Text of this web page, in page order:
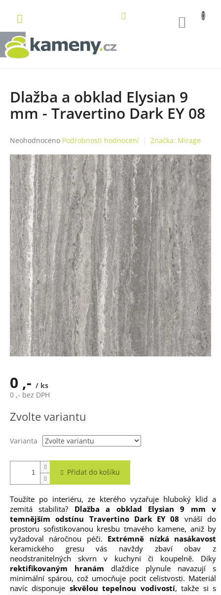
obsah
Dlažba a obklad Elysian 9
mm - Travertino Dark EY 08
Průměrné
produktu
je
0,0
z
5
hvězdiček.
Neohodnoceno Podrobnosti hodnocení Značka: Mirage
0 ,- / ks
0 ,- bez DPH
cena:
Zvolte variantu
Varianta
Přidat do košíku
Toužíte po interiéru, ze kterého vyzařuje hluboký klid a
zemitá stabilita? Dlažba a obklad Elysian 9 mm v
temnějším odstínu Travertino Dark EY 08 vnáší do
prostoru sofistikovanou kresbu tmavého kamene, aniž by
vyžadoval náročnou péči. Extrémně nízká nasákavost
keramického gresu vás navždy zbaví obav z
neodstranitelných skvrn v kuchyni či koupelně. Díky
rektifikovaným hranám dlaždice plynule navazují s
minimální spárou, což umocňuje pocit celistvosti. Materiál
navíc disponuje skvělou tepelnou vodivostí, takže si s